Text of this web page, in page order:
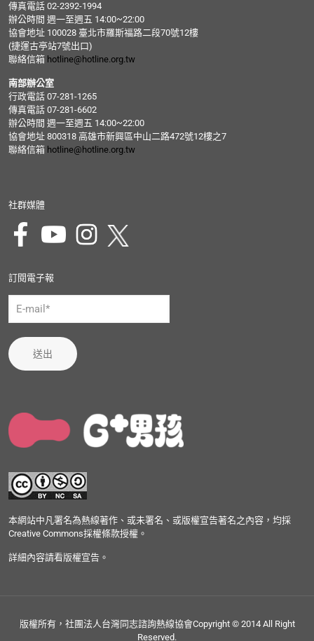
傳真電話 02-2392-1994
辦公時間 週一至週五 14:00~22:00
協會地址 100028 臺北市羅斯福路二段70號12樓
(捷運古亭站7號出口)
聯絡信箱 hotline@hotline.org.tw
南部辦公室
行政電話 07-281-1265
傳真電話 07-281-6602
辦公時間 週一至週五 14:00~22:00
協會地址 800318 高雄市新興區中山二路472號12樓之7
聯絡信箱 hotline@hotline.org.tw
社群媒體
訂閱電子報
送出
本網站中凡署名為熱線著作、或未署名、或版權宣告著名之內容，均採
Creative Commons採權條款授權。
詳細內容請看版權宣告。
版權所有，社團法人台灣同志諮詢熱線協會Copyright © 2014 All Right
Reserved.